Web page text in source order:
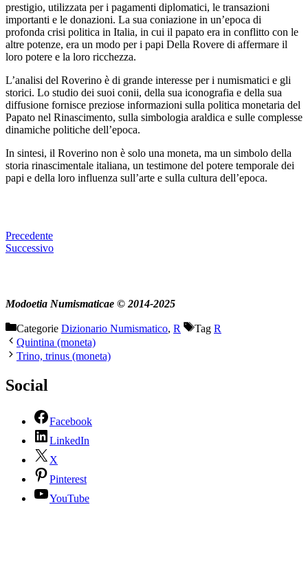
prestigio, utilizzata per i pagamenti diplomatici, le transazioni
importanti e le donazioni. La sua coniazione in un’epoca di
profonda crisi politica in Italia, in cui il papato era in conflitto con le
altre potenze, era un modo per i papi Della Rovere di affermare il
loro potere e la loro ricchezza.
L’analisi del Roverino è di grande interesse per i numismatici e gli
storici. Lo studio dei suoi conii, della sua iconografia e della sua
diffusione fornisce preziose informazioni sulla politica monetaria del
Papato nel Rinascimento, sulla simbologia araldica e sulle complesse
dinamiche politiche dell’epoca.
In sintesi, il Roverino non è solo una moneta, ma un simbolo della
storia rinascimentale italiana, un testimone del potere temporale dei
papi e della loro influenza sull’arte e sulla cultura dell’epoca.
Precedente
Successivo
Modoetia Numismaticae © 2014-2025
Categorie Dizionario Numismatico, R Tag R
Quintina (moneta)
Trino, trinus (moneta)
Social
Facebook
LinkedIn
X
Pinterest
YouTube